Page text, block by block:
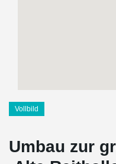
Vollbild
Umbau zur